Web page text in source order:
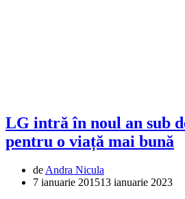
LG intră în noul an sub
pentru o viață mai bună
deAndra Nicula
7 ianuarie 201513 ianuarie 2023